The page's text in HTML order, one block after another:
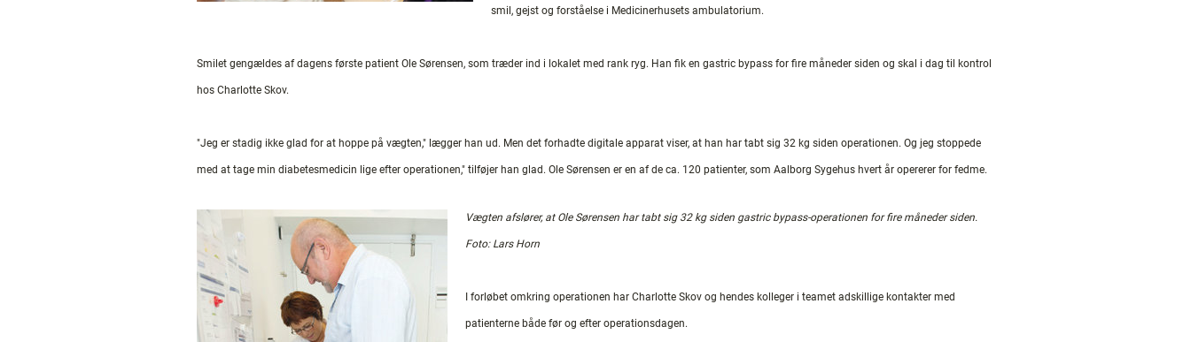
smil, gejst og forståelse i Medicinerhusets ambulatorium.
Smilet gengældes af dagens første patient Ole Sørensen, som træder ind i lokalet med rank ryg. Han fik en gastric bypass for fire måneder siden og skal i dag til kontrol
hos Charlotte Skov.
"Jeg er stadig ikke glad for at hoppe på vægten," lægger han ud. Men det forhadte digitale apparat viser, at han har tabt sig 32 kg siden operationen. Og jeg stoppede
med at tage min diabetesmedicin lige efter operationen," tilføjer han glad. Ole Sørensen er en af de ca. 120 patienter, som Aalborg Sygehus hvert år opererer for fedme.
Vægten afslører, at Ole Sørensen har tabt sig 32 kg siden gastric bypass-operationen for fire måneder siden.
Foto: Lars Horn
I forløbet omkring operationen har Charlotte Skov og hendes kolleger i teamet adskillige kontakter med
patienterne både før og efter operationsdagen.